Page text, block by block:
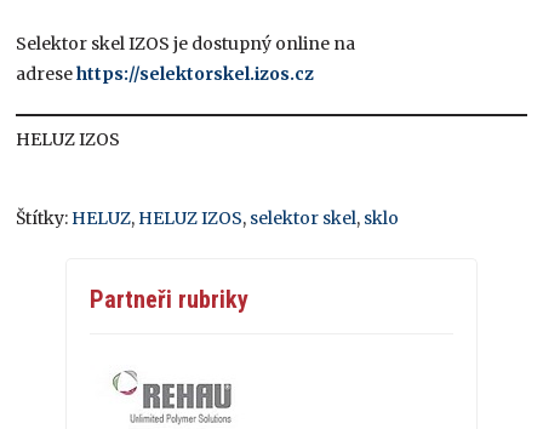
Selektor skel IZOS je dostupný online na
adresehttps://selektorskel.izos.cz
HELUZ IZOS
Štítky: HELUZ, HELUZ IZOS, selektor skel, sklo
Partneři rubriky